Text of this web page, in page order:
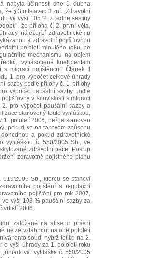
nabyla účinnosti dne 1. dubna
že § 3 odstavec 3 zní: „Zdravotní
ve výši 105 % z jedné šestiny
že příloha č. 2, první věta,
náležející zdravotnickému
a zdravotní pojišťovnou
pololetí minulého roku, po
mechanismu na objem
vynásobené koeficientem
migrací pojištěnců.“ Článek II
1. pro výpočet celkové úhrady
sazby podle přílohy č. 1, přílohy
výpočet paušální sazby podle
v souvislosti s migrací
pro výpočet paušální sazby a
stanovený touto vyhláškou,
1. pololetí 2006, než je stanoven
pokud se na takovém způsobu
a pokud zdravotnické
vyhláškou č. 550/2005 Sb., ve
zdravotní péče. Postup
zdravotně pojistného plánu
2006 Sb., kterou se stanoví
pojištění a regulační
pojištění pro rok 2007,
výši 103 % paušální sazby za
2006.
založené na absenci právní
nelze vztáhnout na obě pololetí
tento soud, nýbrž toliko na 2.
o výši úhrady za 1. pololetí roku
vyhláška č. 550/2005